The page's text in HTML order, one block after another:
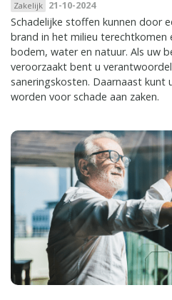
Zakelijk 21-10-2024
Schadelijke stoffen kunnen door
brand in het milieu terechtkomen
bodem, water en natuur. Als uw
veroorzaakt bent u
saneringskosten. Daarnaast kunt
worden voor schade aan zaken.